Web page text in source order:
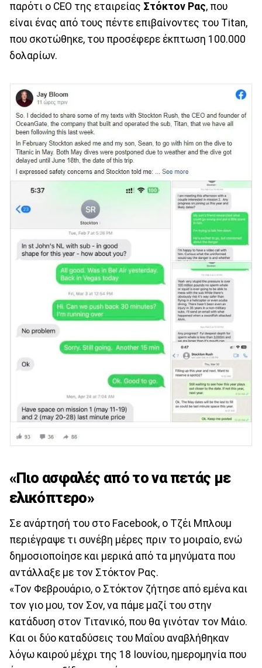
παρότι ο CEO της εταιρείας Στόκτον Ρας, που
είναι ένας από τους πέντε επιβαίνοντες του Titan,
που σκοτώθηκε, του προσέφερε έκπτωση 100.000
δολαρίων.
«Πιο ασφαλές από το να πετάς με
ελικόπτερο»
Σε ανάρτησή του στο Facebook, ο Τζέι Μπλουμ
περιέγραψε τι συνέβη μέρες πριν το μοιραίο, ενώ
δημοσιοποίησε και μερικά από τα μηνύματα που
αντάλλαξε με τον Στόκτον Ρας.
«Τον Φεβρουάριο, ο Στόκτον ζήτησε από εμένα και
τον γιο μου, τον Σον, να πάμε μαζί του στην
κατάδυση στον Τιτανικό, που θα γινόταν τον Μάιο.
Και οι δύο καταδύσεις του Μαΐου αναβλήθηκαν
λόγω καιρού μέχρι της 18 Ιουνίου, ημερομηνία που